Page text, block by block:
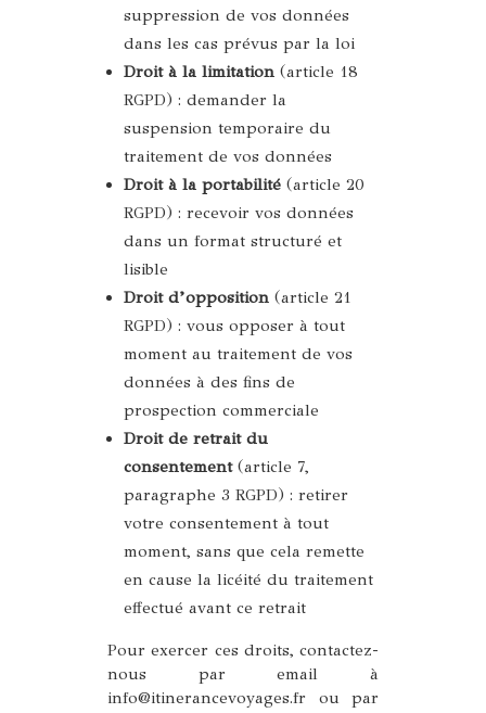
suppression de vos données
dans les cas prévus par la loi
Droit à la limitation(article 18
RGPD) : demander la
suspension temporaire du
traitement de vos données
Droit à la portabilité(article 20
RGPD) : recevoir vos données
dans un format structuré et
lisible
Droit d’opposition(article 21
RGPD) : vous opposer à tout
moment au traitement de vos
données à des fins de
prospection commerciale
Droit de retrait du
consentement(article 7,
paragraphe 3 RGPD) : retirer
votre consentement à tout
moment, sans que cela remette
en cause la licéité du traitement
effectué avant ce retrait
Pour exercer ces droits, contactez-
nous par email à
info@itinerancevoyages.fr ou par